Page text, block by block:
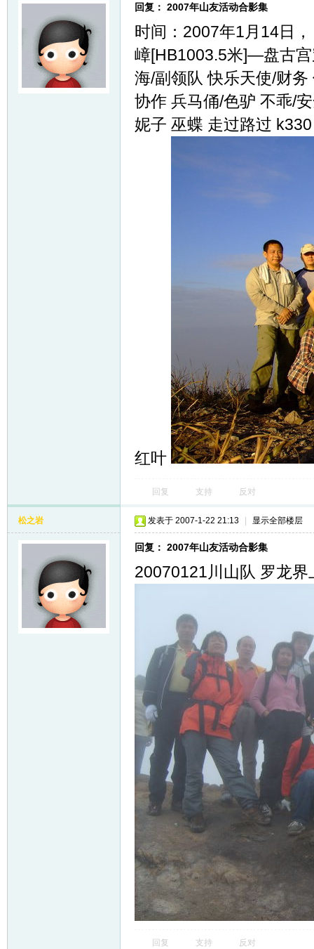
回复： 2007年山友活动合影集
时间：2007年1月14日
嶂[HB1003.5米]—盘古
海/副领队 快乐天使/财
协作 兵马俑/色驴 不乖/
妮子 巫蝶 走过路过
红叶
回复 支持 反对
松之岩 发表于 2007-1-22 21:13 显示全部楼层
回复： 2007年山友活动合影集
20070121川山队 罗龙
回复 支持 反对